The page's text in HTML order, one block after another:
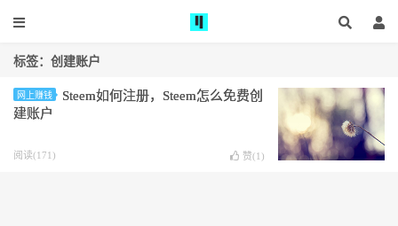
标签：创建账户
网上赚钱
Steem如何注册，Steem怎么免费创
建账户
阅读(171) 赞(1 )